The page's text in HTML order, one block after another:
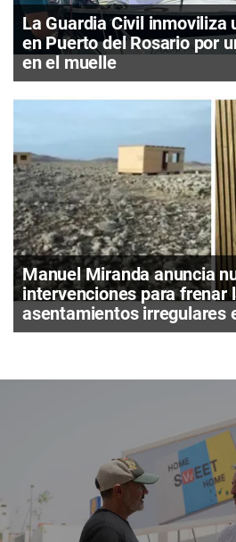
La Guardia Civil inmoviliza
en Puerto del Rosario por
en el muelle
Manuel Miranda anuncia
intervenciones para frenar
asentamientos irregulares